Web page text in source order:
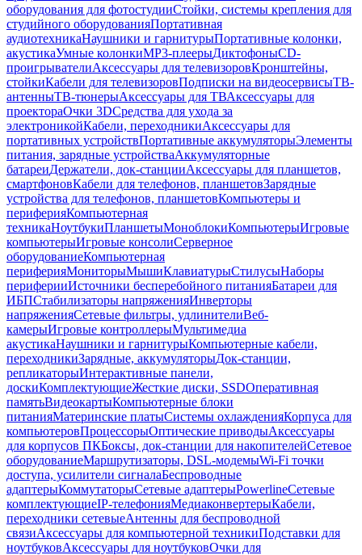
оборудования для фотостудииСтойки, системы крепления для
студийного оборудованияПортативная
аудиотехникаНаушники и гарнитурыПортативные колонки,
акустикаУмные колонкиMP3-плеерыДиктофоныCD-
проигрывателиАксессуары для телевизоровКронштейны,
стойкиКабели для телевизоровПодписки на видеосервисыТВ-
антенныТВ-тюнерыАксессуары для ТВАксессуары для
проектораОчки 3DСредства для ухода за
электроникойКабели, переходникиАксессуары для
портативных устройствПортативные аккумуляторыЭлементы
питания, зарядные устройстваАккумуляторные
батареиДержатели, док-станцииАксессуары для планшетов,
смартфоновКабели для телефонов, планшетовЗарядные
устройства для телефонов, планшетовКомпьютеры и
периферияКомпьютерная
техникаНоутбукиПланшетыМоноблокиКомпьютерыИгровые
компьютерыИгровые консолиСерверное
оборудованиеКомпьютерная
периферияМониторыМышиКлавиатурыСтилусыНаборы
периферииИсточники бесперебойного питанияБатареи для
ИБПСтабилизаторы напряженияИнверторы
напряженияСетевые фильтры, удлинителиВеб-
камерыИгровые контроллерыМультимедиа
акустикаНаушники и гарнитурыКомпьютерные кабели,
переходникиЗарядные, аккумуляторыДок-станции,
репликаторыИнтерактивные панели,
доскиКомплектующиеЖесткие диски, SSDОперативная
памятьВидеокартыКомпьютерные блоки
питанияМатеринские платыСистемы охлажденияКорпуса для
компьютеровПроцессорыОптические приводыАксессуары
для корпусов ПКБоксы, док-станции для накопителейСетевое
оборудованиеМаршрутизаторы, DSL-модемыWi-Fi точки
доступа, усилители сигналаБеспроводные
адаптерыКоммутаторыСетевые адаптерыPowerlineСетевые
комплектующиеIP-телефонияМедиаконвертерыКабели,
переходники сетевыеАнтенны для беспроводной
связиАксессуары для компьютерной техникиПодставки для
ноутбуковАксессуары для ноутбуковОчки для